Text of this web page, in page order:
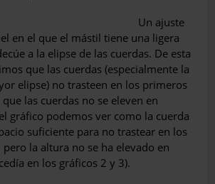
Un ajuste
en el que el mástil tiene una ligera
a la elipse de las cuerdas. De esta
que las cuerdas (especialmente la
elipse) no trasteen en los primeros
las cuerdas no se eleven en
gráfico podemos ver como la cuerda
suficiente para no trastear en los
la altura no se ha elevado en
en los gráficos 2 y 3).